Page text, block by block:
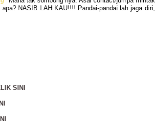
NASIB LAH KAU!!!! Pandai-pandai lah jaga diri,
SINI